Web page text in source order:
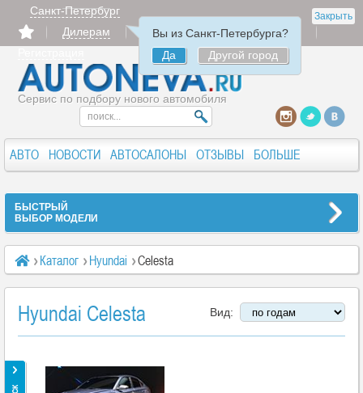
Закрыть
Санкт-Петербург
Вы из Санкт-Петербурга?
Да
Другой город
Дилерам Продать
Авторизация
Сервис по подбору нового автомобиля
АВТО НОВОСТИ АВТОСАЛОНЫ ОТЗЫВЫ БОЛЬШЕ
БЫСТРЫЙ
ВЫБОР МОДЕЛИ
Каталог Hyundai Celesta
Вид:
Hyundai Celesta